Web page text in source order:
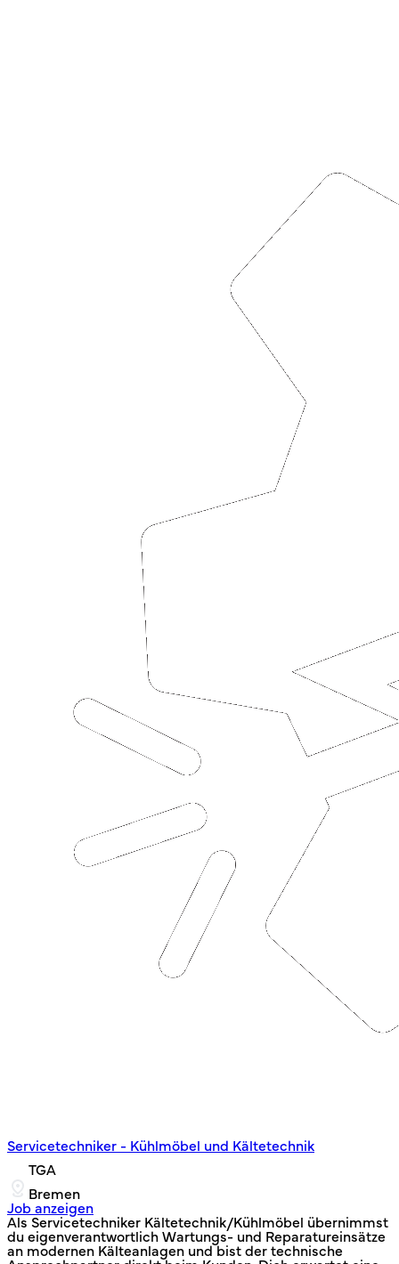
Servicetechniker - Kühlmöbel und Kältetechnik
TGA
Bremen
Job anzeigen
Als Servicetechniker Kältetechnik/Kühlmöbel übernimmst
du eigenverantwortlich Wartungs‑ und Reparatureinsätze
an modernen Kälteanlagen und bist der technische